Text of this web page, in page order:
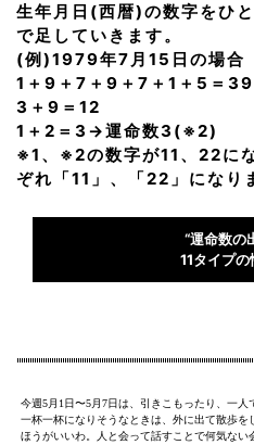
生年月日(西暦)の数字をひ
で足していきます。
(例)1979年7月15日の場合
1＋9＋7＋9＋7＋1＋5＝
3＋9＝12
1＋2＝3→運命数3(※2)
※1、※2の数字が11、22に
ぞれ「11」、「22」になり
“運命数の
11タイプ
今週5月1日〜5月7日は、引きこもったり、一
一杯一杯になりそうなときは、外に出て散歩
ほうがいいわ。人と会って話すことで何気な